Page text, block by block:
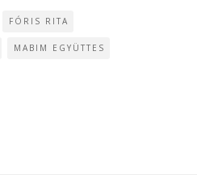
FÓRIS RITA
MABIM EGYÜTTES